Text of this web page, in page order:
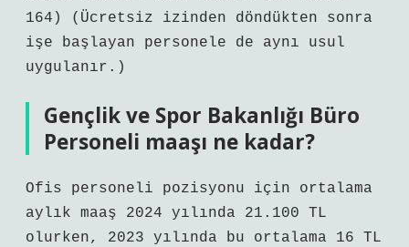
164) (Ücretsiz izinden döndükten sonra
işe başlayan personele de aynı usul
uygulanır.)
Gençlik ve Spor Bakanlığı Büro
Personeli maaşı ne kadar?
Ofis personeli pozisyonu için ortalama
aylık maaş 2024 yılında 21.100 TL
olurken, 2023 yılında bu ortalama 16 TL